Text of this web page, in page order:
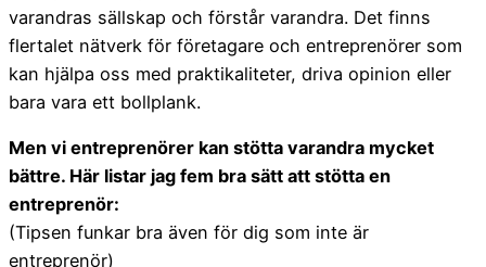
varandras sällskap och förstår varandra. Det finns
flertalet nätverk för företagare och entreprenörer som
kan hjälpa oss med praktikaliteter, driva opinion eller
bara vara ett bollplank.
Men vi entreprenörer kan stötta varandra mycket
bättre. Här listar jag fem bra sätt att stötta en
entreprenör:
(Tipsen funkar bra även för dig som inte är
entreprenör)